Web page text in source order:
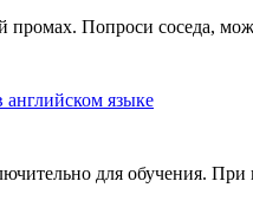
Попроси соседа,
английском языке
для обучения.